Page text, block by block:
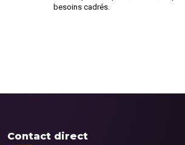
besoins cadrés.
Contact direct